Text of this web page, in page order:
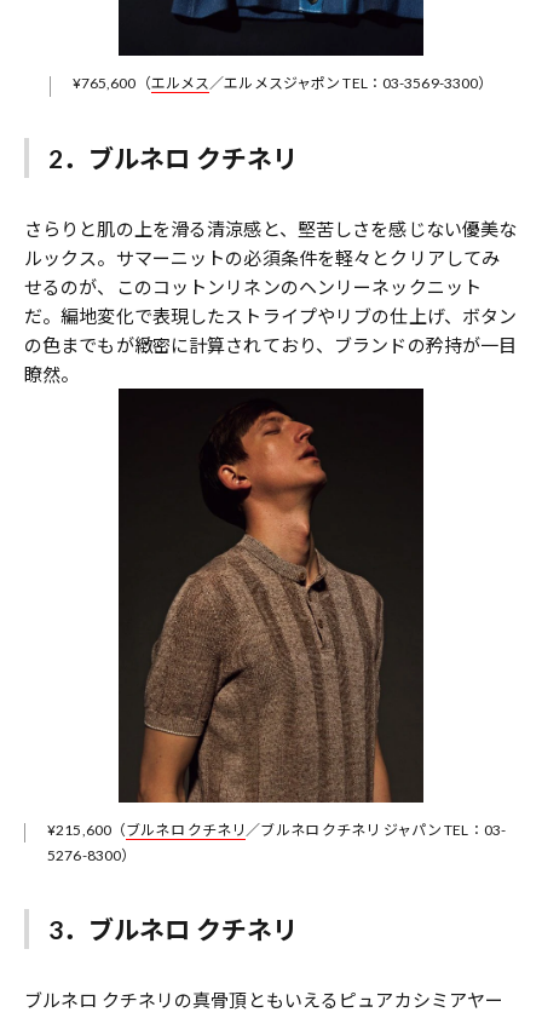
¥765,600（エルメス／エルメスジャポン TEL：03-3569-3300）
2．ブルネロ クチネリ
さらりと肌の上を滑る清涼感と、堅苦しさを感じない優美な
ルックス。サマーニットの必須条件を軽々とクリアしてみ
せるのが、このコットンリネンのヘンリーネックニット
だ。編地変化で表現したストライプやリブの仕上げ、ボタン
の色までもが緻密に計算されており、ブランドの矜持が一目
瞭然。
¥215,600（ブルネロ クチネリ ／ブルネロ クチネリ ジャパン TEL：03-
5276-8300）
3．ブルネロ クチネリ
ブルネロ クチネリの真骨頂ともいえるピュアカシミアヤー